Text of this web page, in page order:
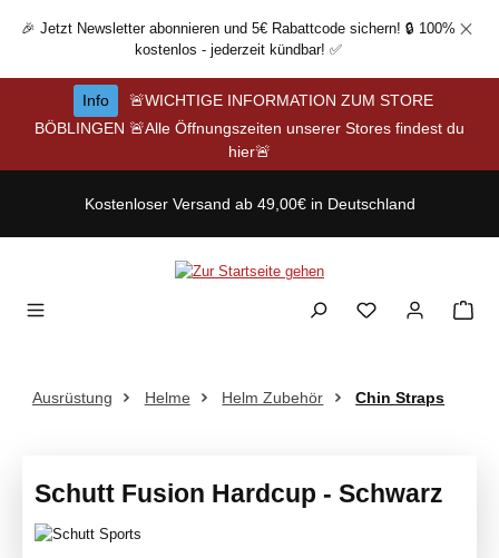
Zum Hauptinhalt springen
🎉 Jetzt Newsletter abonnieren und 5€ Rabattcode sichern! 🔒 100%
kostenlos - jederzeit kündbar! ✅
Info
🚨WICHTIGE INFORMATION ZUM STORE
BÖBLINGEN 🚨Alle Öffnungszeiten unserer Stores findest du
hier🚨
Kostenloser Versand ab 49,00€ in Deutschland
Ausrüstung Helme Helm Zubehör Chin Straps
Schutt Fusion Hardcup - Schwarz